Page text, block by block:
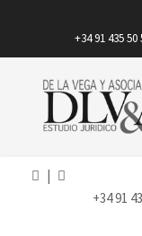
+34 91 435 50
+34 91